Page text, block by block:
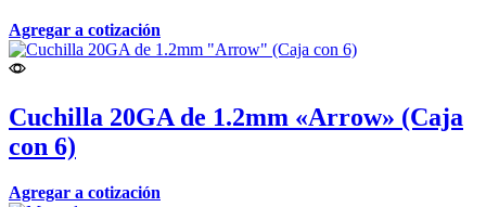
Agregar a cotización
Cuchilla 20GA de 1.2mm «Arrow» (Caja
con 6)
Agregar a cotización